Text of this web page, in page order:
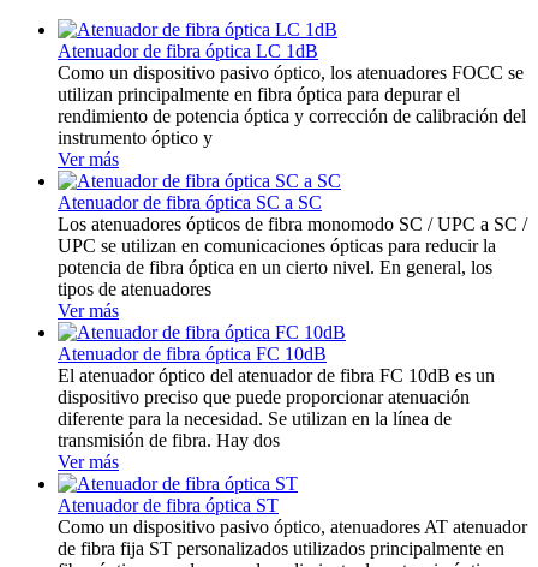
Atenuador de fibra óptica LC 1dB
Como un dispositivo pasivo óptico, los atenuadores FOCC se
utilizan principalmente en fibra óptica para depurar el
rendimiento de potencia óptica y corrección de calibración del
instrumento óptico y
Ver más
Atenuador de fibra óptica SC a SC
Los atenuadores ópticos de fibra monomodo SC / UPC a SC /
UPC se utilizan en comunicaciones ópticas para reducir la
potencia de fibra óptica en un cierto nivel. En general, los
tipos de atenuadores
Ver más
Atenuador de fibra óptica FC 10dB
El atenuador óptico del atenuador de fibra FC 10dB es un
dispositivo preciso que puede proporcionar atenuación
diferente para la necesidad. Se utilizan en la línea de
transmisión de fibra. Hay dos
Ver más
Atenuador de fibra óptica ST
Como un dispositivo pasivo óptico, atenuadores AT atenuador
de fibra fija ST personalizados utilizados principalmente en